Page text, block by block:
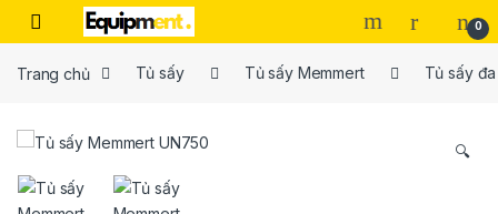
Skip to navigation
Skip to content
0
Trang chủ Tủ sấy Tủ sấy Memmert Tủ sấy
🔍